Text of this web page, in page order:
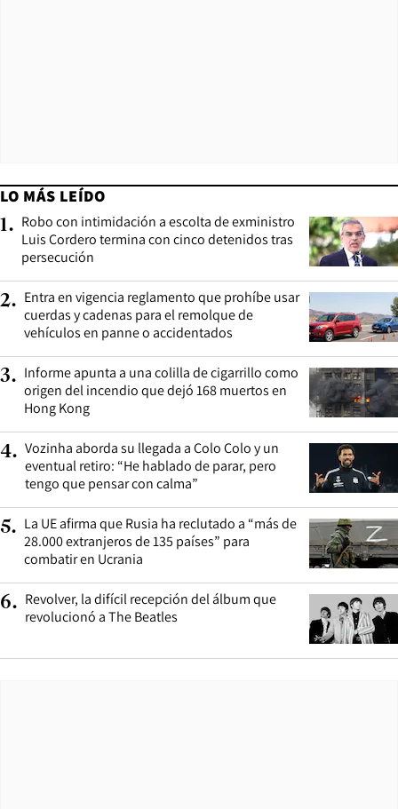
LO MÁS LEÍDO
1. Robo con intimidación a escolta de exministro
Luis Cordero termina con cinco detenidos tras
persecución
2. Entra en vigencia reglamento que prohíbe usar
cuerdas y cadenas para el remolque de
vehículos en panne o accidentados
3. Informe apunta a una colilla de cigarrillo como
origen del incendio que dejó 168 muertos en
Hong Kong
4. Vozinha aborda su llegada a Colo Colo y un
eventual retiro: “He hablado de parar, pero
tengo que pensar con calma”
5. La UE afirma que Rusia ha reclutado a “más de
28.000 extranjeros de 135 países” para
combatir en Ucrania
6. Revolver, la difícil recepción del álbum que
revolucionó a The Beatles